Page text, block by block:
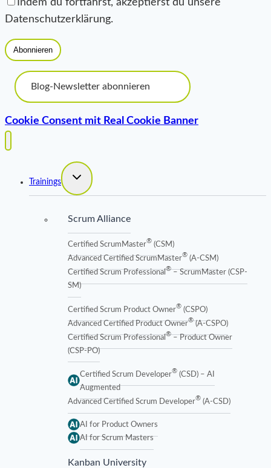
Adresse
Name
Indem du fortfährst, akzeptierst du unsere
Datenschutzerklärung.
Abonnieren
Blog-Newsletter abonnieren
Cookie Consent mit Real Cookie Banner
Trainings
Untermenü
umschalten
Scrum Alliance
Certified ScrumMaster® (CSM)
Advanced Certified ScrumMaster® (A-CSM)
Certified Scrum Professional®– ScrumMaster (CSP-
SM)
Certified Scrum Product Owner® (CSPO)
Advanced Certified Product Owner®(A-CSPO)
Certified Scrum Professional®– Product Owner
(CSP-PO)
Certified Scrum Developer® (CSD) – AI
Augmented
Advanced Certified Scrum Developer® (A-CSD)
AI for Product Owners
AI for Scrum Masters
Kanban University